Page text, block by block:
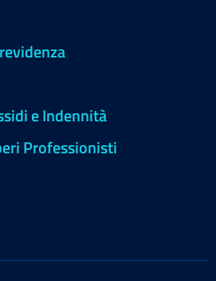
e Indennità
Professionisti